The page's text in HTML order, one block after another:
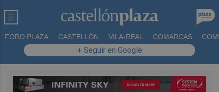
FORO PLAZA CASTELLÓN VILA-REAL COMARCAS
+ Seguir en Google